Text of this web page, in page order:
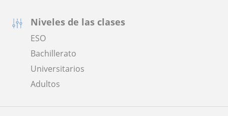
Niveles de las clases
ESO
Bachillerato
Universitarios
Adultos